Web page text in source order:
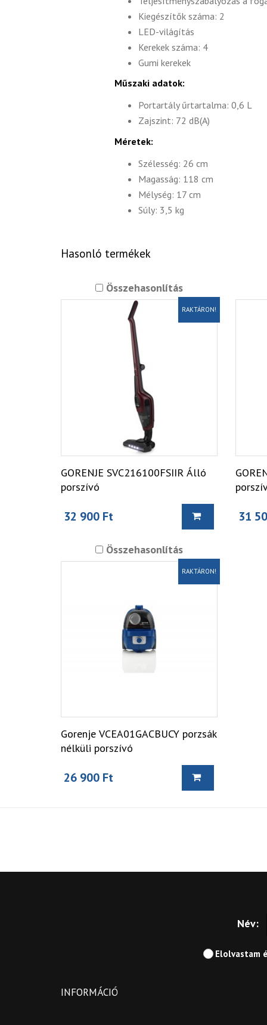
Kiegészítők száma: 2
LED-világítás
Kerekek száma: 4
Gumi kerekek
Műszaki adatok:
Portartály űrtartalma: 0,6 L
Zajszint: 72 dB(A)
Méretek:
Szélesség: 26 cm
Magasság: 118 cm
Mélység: 17 cm
Súly: 3,5 kg
Hasonló termékek
Összehasonlítás
RAKTÁRON!
GORENJE SVC216100FSIIR Álló
porszívó
32 900 Ft 31
Összehasonlítás
RAKTÁRON!
Gorenje VCEA01GACBUCY porzsák
nélküli porszívó
26 900 Ft
Név:
Elolvastam
INFORMÁCIÓ